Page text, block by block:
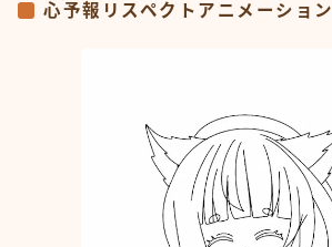
心予報リスペクトアニメーション